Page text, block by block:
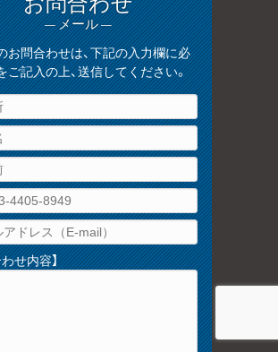
— メール —
お問合わせは、下記の入力欄に必
ご記入の上、送信してください。
せ内容】